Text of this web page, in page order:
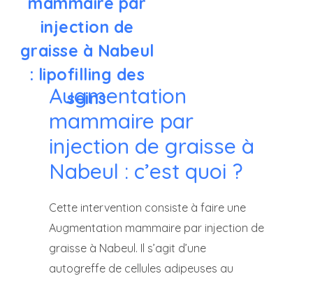
injection de
graisse à Nabeul
: lipofilling des
seins
Augmentation
mammaire par
injection de graisse à
Nabeul : c’est quoi ?
Cette intervention consiste à faire une
Augmentation mammaire par injection de
graisse à Nabeul. Il s’agit d’une
autogreffe de cellules adipeuses au